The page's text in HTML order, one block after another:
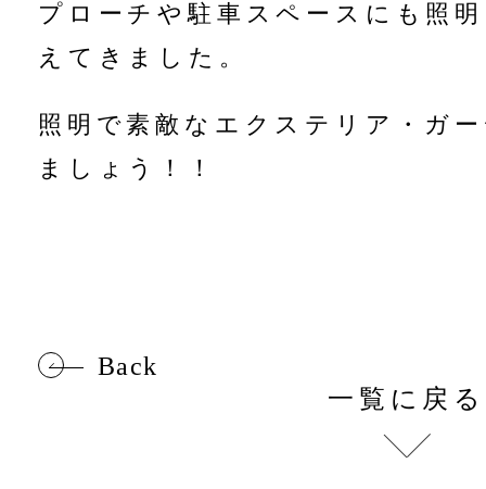
プローチや駐車スペースにも照
えてきました。
照明で素敵なエクステリア・ガ
ましょう！！
Back
一覧に戻る